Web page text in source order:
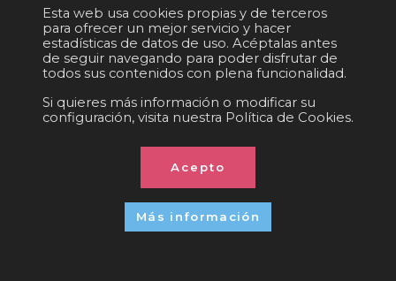
Esta web usa cookies propias y de terceros
para ofrecer un mejor servicio y hacer
estadísticas de datos de uso. Acéptalas antes
de seguir navegando para poder disfrutar de
todos sus contenidos con plena funcionalidad.
Si quieres más información o modificar su
configuración, visita nuestra Política de Cookies.
Acepto
Más información